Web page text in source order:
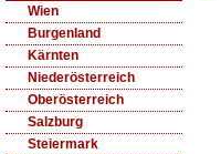
Wien
Burgenland
Kärnten
Niederösterreich
Oberösterreich
Salzburg
Steiermark